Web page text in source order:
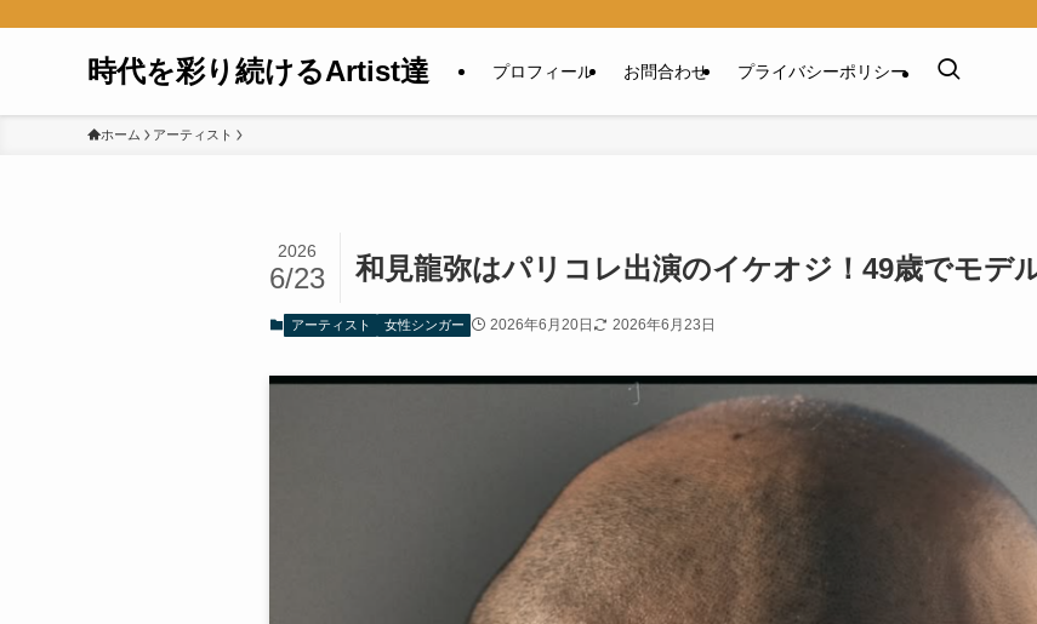
時代を彩り続けるArtist達 プロフィール お問合わせ プライバシーポリシー
ホーム アーティスト
和見龍弥はパリコレ出演のイケオジ！49歳でモデ
2026
6/23
アーティスト 女性シンガー 2026年6月20日 2026年6月23日